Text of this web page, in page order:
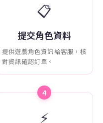
📋
提交角色資料
提供遊戲角色資訊給客服，核
對資訊確認訂單。
4
⚡